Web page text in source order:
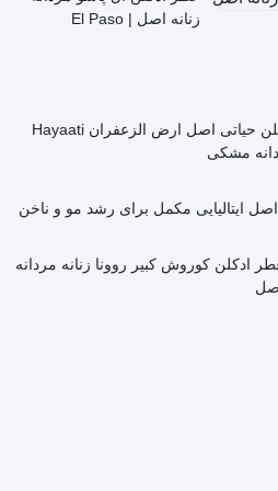
زنانه اصل | El Paso
ادکلن حیاتی اصل ارض الزعفران Hayaati
مشکی
ایتالیایی مکمل برای رشد مو و ناخن
ادکلن کوروش کبیر روونا زنانه مردانه